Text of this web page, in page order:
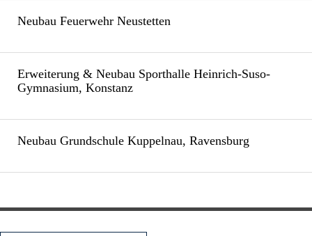
Neubau Feuerwehr Neustetten
Erweiterung & Neubau Sporthalle Heinrich-Suso-
Gymnasium, Konstanz
Neubau Grundschule Kuppelnau, Ravensburg